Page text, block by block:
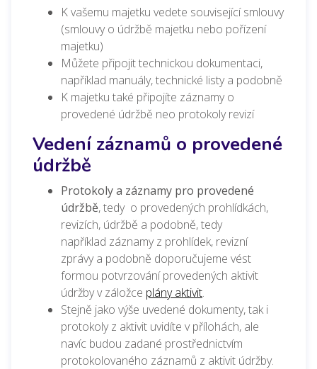
K vašemu majetku vedete související smlouvy
(smlouvy o údržbě majetku nebo pořízení
majetku)
Můžete připojit technickou dokumentaci,
například manuály, technické listy a podobně
K majetku také připojíte záznamy o
provedené údržbě neo protokoly revizí
Vedení záznamů o provedené
údržbě
Protokoly a záznamy pro provedené
údržbě, tedy o provedených prohlídkách,
revizích, údržbě a podobně, tedy
například záznamy z prohlídek, revizní
zprávy a podobně doporučujeme vést
formou potvrzování provedených aktivit
údržbyv záložce plány aktivit.
Stejně jako výše uvedené dokumenty, tak i
protokoly z aktivit uvidíte v přílohách, ale
navíc budou zadané prostřednictvím
protokolovaného záznamů z aktivit údržby.